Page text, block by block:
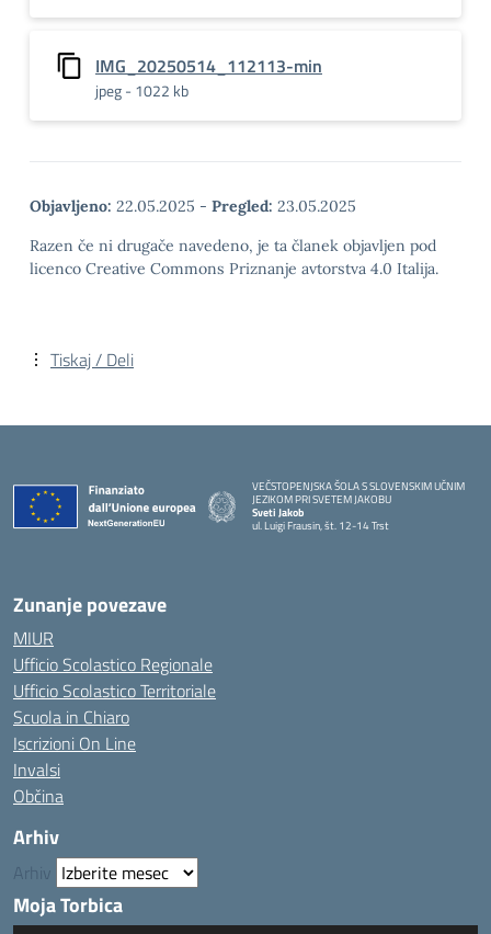
IMG_20250514_112113-min
jpeg - 1022 kb
Objavljeno: 22.05.2025 - Pregled: 23.05.2025
Razen če ni drugače navedeno, je ta članek objavljen pod
licenco Creative Commons Priznanje avtorstva 4.0 Italija.
Tiskaj / Deli
VEČSTOPENJSKA ŠOLA S SLOVENSKIM UČNIM
JEZIKOM PRI SVETEM JAKOBU
Sveti Jakob
ul. Luigi Frausin, št. 12-14 Trst
— Visita la pagina iniziale della scuola
Zunanje povezave
MIUR
Ufficio Scolastico Regionale
Ufficio Scolastico Territoriale
Scuola in Chiaro
Iscrizioni On Line
Invalsi
Občina
Arhiv
Arhiv
Moja Torbica